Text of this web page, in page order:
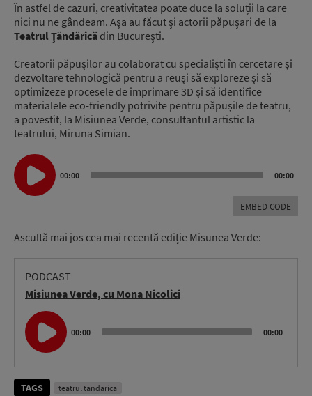
În astfel de cazuri, creativitatea poate duce la soluții la care
nici nu ne gândeam. Așa au făcut și actorii păpușari de la
Teatrul Țăndărică din București.
Creatorii păpușilor au colaborat cu specialiști în cercetare și
dezvoltare tehnologică pentru a reuși să exploreze și să
optimizeze procesele de imprimare 3D și să identifice
materialele eco-friendly potrivite pentru păpușile de teatru,
a povestit, la Misiunea Verde, consultantul artistic la
teatrului, Miruna Simian.
Audio
Player
00:00 00:00
EMBED CODE
Ascultă mai jos cea mai recentă ediție Misunea Verde:
PODCAST
Misiunea Verde, cu Mona Nicolici
Audio
Player
00:00 00:00
TAGS teatrul tandarica